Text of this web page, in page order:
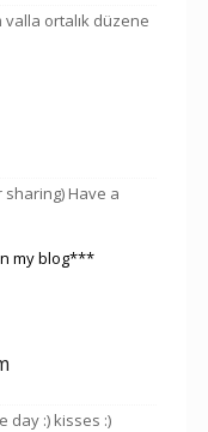
valla ortalık düzene
Have a
my blog***
day :) kisses :)